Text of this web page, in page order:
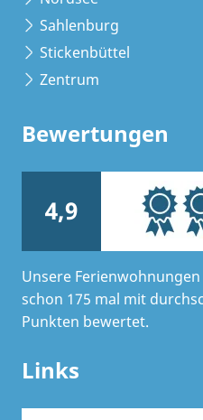
Sahlenburg
Stickenbüttel
Zentrum
Bewertungen
4,9
Unsere
schon 175 mal mit
Punkten bewertet.
Links